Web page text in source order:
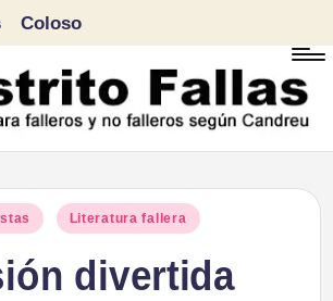
Coloso
Literatura fallera
divertida